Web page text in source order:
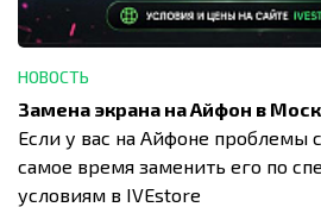
НОВОСТЬ
Замена экрана на Айфон в
Если у вас на Айфоне проблемы
самое время заменить его по
условиям в IVEstore